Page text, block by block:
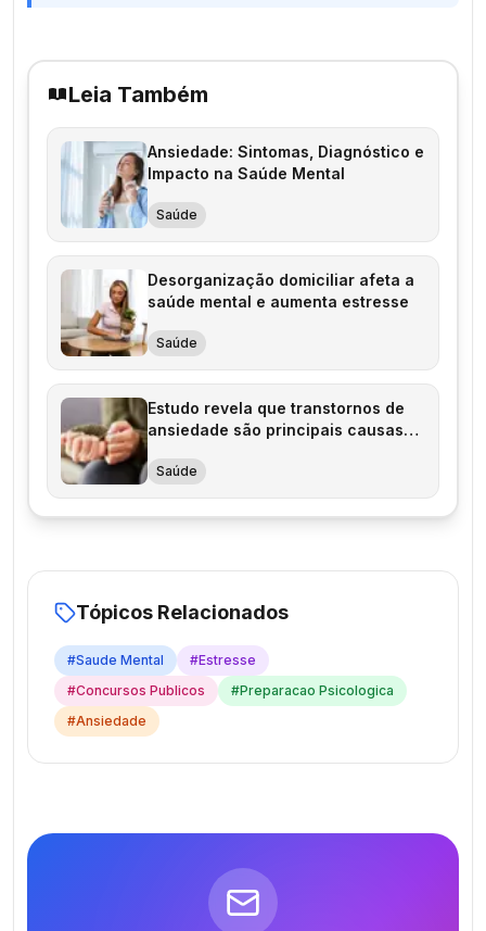
Leia Também
Ansiedade: Sintomas, Diagnóstico e
Impacto na Saúde Mental
Saúde
Desorganização domiciliar afeta a
saúde mental e aumenta estresse
Saúde
Estudo revela que transtornos de
ansiedade são principais causas
Saúde
Tópicos Relacionados
#Saude Mental #Estresse
#Concursos Publicos #Preparacao Psicologica
#Ansiedade